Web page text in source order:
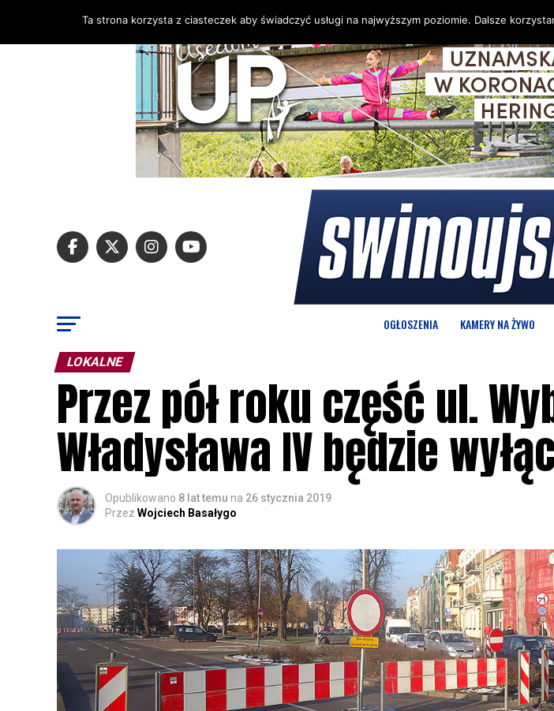
OGŁOSZENIA KAMERY NA ŻYWO
LOKALNE
Przez pół roku część ul.
Władysława IV będzie
Opublikowano 8 lat temu na 26 stycznia 2019
Przez Wojciech Basałygo
Ta strona korzysta z ciasteczek aby świadczyć usługi na najwyższym poziomie. Dalsze